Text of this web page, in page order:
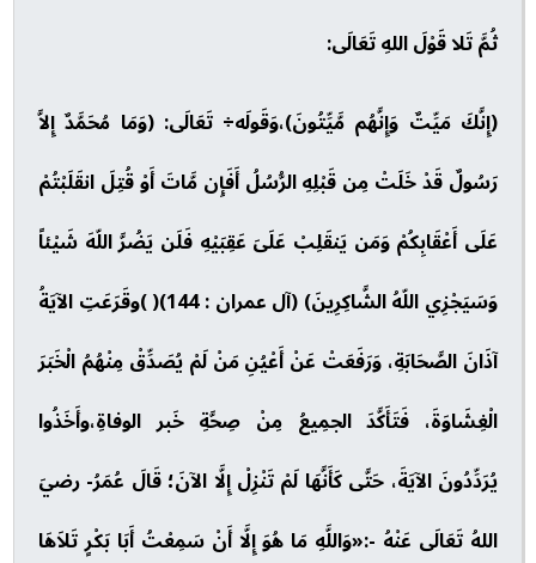
ثُمَّ تَلا قَوْلَ اللهِ تَعَالَى:
(إِنَّكَ مَيِّتٌ وَإِنَّهُم مَّيِّتُونَ)،وَقَولَه÷ تَعَالَى: (وَمَا مُحَمَّدٌ إِلاَّ
رَسُولٌ قَدْ خَلَتْ مِن قَبْلِهِ الرُّسُلُ أَفَإِن مَّاتَ أَوْ قُتِلَ انقَلَبْتُمْ
عَلَى أَعْقَابِكُمْ وَمَن يَنقَلِبْ عَلَىَ عَقِبَيْهِ فَلَن يَضُرَّ اللّهَ شَيْئاً
وَسَيَجْزِي اللّهُ الشَّاكِرِينَ) (آل عمران : 144)( )وقَرَعَتِ الآيَةُ
آذَانَ الصَّحَابَةِ، وَرَفَعَتْ عَنْ أَعْيُنِ مَنْ لَمْ يُصَدِّقْ مِنْهُمُ الْخَبَرَ
الْغِشَاوَةَ، فَتَأَكَّدَ الجمِيعُ مِنْ صِحَّةِ خَبر الوفاةِ،وأَخَذُوا
يُرَدِّدُونَ الآيَةَ، حَتَّى كَأَنَّهَا لَمْ تَنْزِلْ إِلَّا الآنَ؛ قَالَ عُمَرُ- رضيَ
اللهُ تَعَالَى عَنْهُ -:«وَاللَّهِ مَا هُوَ إِلَّا أَنْ سَمِعْتُ أَبَا بَكْرٍ تَلاَهَا